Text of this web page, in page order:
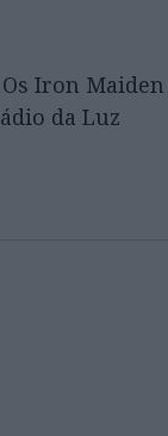
Iron
da Luz